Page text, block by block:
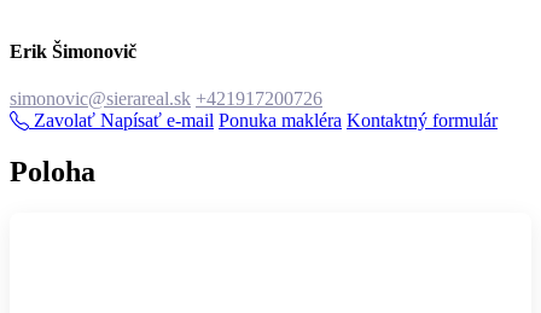
Erik Šimonovič
simonovic@sierareal.sk +421917200726
Zavolať Napísať e-mail Ponuka makléra Kontaktný formulár
Poloha